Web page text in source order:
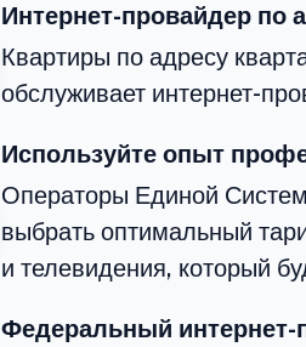
Интернет-провайдер по
Квартиры по адресу
обслуживает интернет-
Используйте опыт
Операторы Единой
выбрать оптимальный
и телевидения, который
Федеральный интернет-